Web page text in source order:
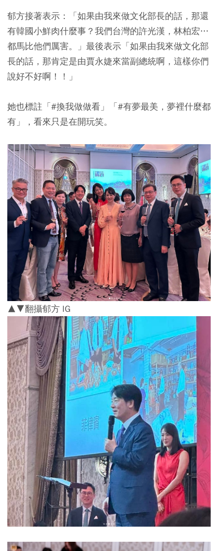
郁方接著表示：「如果由我來做文化部長的話，那還
有韓國小鮮肉什麼事？我們台灣的許光漢，林柏宏…
都馬比他們厲害。」最後表示「如果由我來做文化部
長的話，那肯定是由賈永婕來當副總統啊，這樣你們
說好不好啊！！」
她也標註「#換我做做看」「#有夢最美，夢裡什麼都
有」，看來只是在開玩笑。
▲▼翻攝郁方 IG